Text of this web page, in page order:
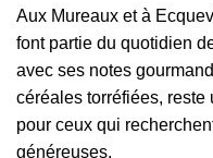
Aux Mureaux et à
font partie du quotidien
avec ses notes
céréales torréfiées,
pour ceux qui
généreuses.